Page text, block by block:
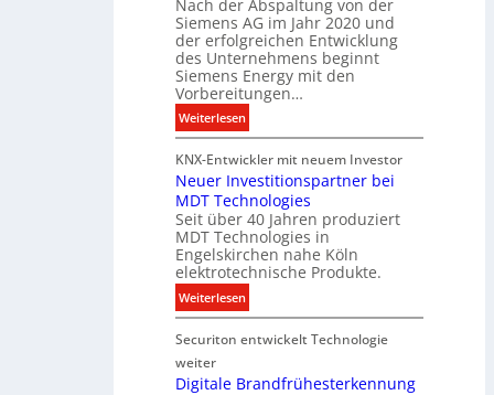
l
e
u
c
h
t
u
n
g
s
t
e
c
h
n
i
k
t
a
l
e
P
r
o
d
u
k
t
d
a
t
e
Nach der Abspaltung von der
Siemens AG im Jahr 2020 und
der erfolgreichen Entwicklung
des Unternehmens beginnt
Siemens Energy mit den
Vorbereitungen…
Weiterlesen:
S
i
e
m
e
n
s
E
n
r
y
KNX-Entwickler mit neuem Investor
Neuer Investitionspartner bei
MDT Technologies
Seit über 40 Jahren produziert
MDT Technologies in
Engelskirchen nahe Köln
elektrotechnische Produkte.
Weiterlesen:
N
e
e
Securiton entwickelt Technologie
weiter
Digitale Brandfrühesterkennung